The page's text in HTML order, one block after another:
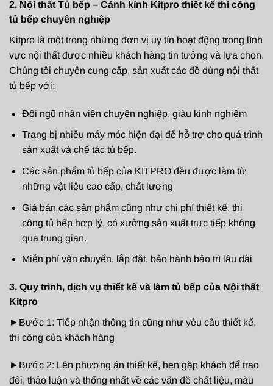
2. Nội thất Tủ bếp – Cánh kính Kitpro thiết kế thi công
tủ bếp chuyên nghiệp
Kitpro là một trong những đơn vị uy tín hoạt động trong lĩnh
vực nội thất được nhiều khách hàng tin tưởng và lựa chọn.
Chúng tôi chuyên cung cấp, sản xuất các đồ dùng nội thất
tủ bếp với:
Đội ngũ nhân viên chuyên nghiệp, giàu kinh nghiệm
Trang bị nhiều máy móc hiện đại để hỗ trợ cho quá trình
sản xuất và chế tác tủ bếp.
Các sản phẩm tủ bếp của KITPRO đều được làm từ
những vật liệu cao cấp, chất lượng
Giá bán các sản phẩm cũng như chi phí thiết kế, thi
công tủ bếp hợp lý, có xưởng sản xuất trực tiếp không
qua trung gian.
Miễn phí vận chuyển, lắp đặt, bảo hành bảo trì lâu dài
3. Quy trình, dịch vụ thiết kế và làm tủ bếp của Nội thất
Kitpro
►Bước 1: Tiếp nhận thông tin cũng như yêu cầu thiết kế,
thi công của khách hàng
►Bước 2: Lên phương án thiết kế, hẹn gặp khách để trao
đổi, thảo luận và thống nhất về các vấn đề chất liệu, màu